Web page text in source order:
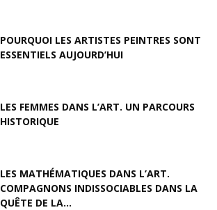
POURQUOI LES ARTISTES PEINTRES SONT
ESSENTIELS AUJOURD’HUI
LES FEMMES DANS L’ART. UN PARCOURS
HISTORIQUE
LES MATHÉMATIQUES DANS L’ART.
COMPAGNONS INDISSOCIABLES DANS LA
QUÊTE DE LA...